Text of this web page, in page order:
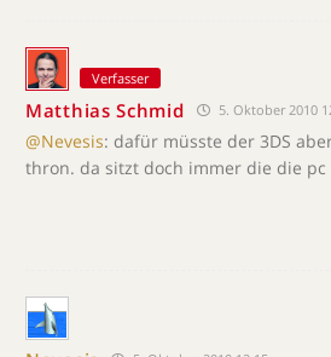
Verfasser
Matthias Schmid 5. Oktober 2010
@Nevesis: dafür müsste der 3DS
thron. da sitzt doch immer die die pc